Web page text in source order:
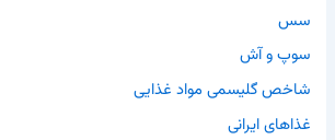
سس
سوپ و آش
شاخص گلیسمی مواد غذایی
غذاهای ایرانی